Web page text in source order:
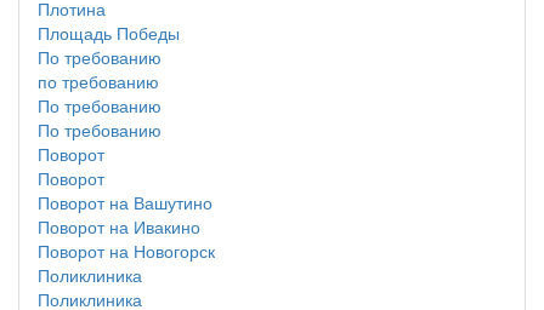
Плотина
Площадь Победы
По требованию
по требованию
По требованию
По требованию
Поворот
Поворот
Поворот на Вашутино
Поворот на Ивакино
Поворот на Новогорск
Поликлиника
Поликлиника